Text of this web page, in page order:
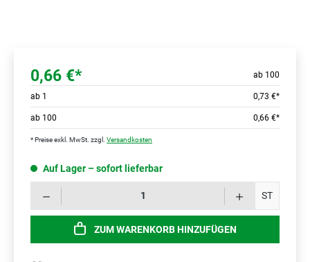
0,66 €* ab 100
ab 1 0,73 €*
ab 100 0,66 €*
* Preise exkl. MwSt. zzgl. Versandkosten
Auf Lager – sofort lieferbar
ST
ZUM WARENKORB HINZUFÜGEN